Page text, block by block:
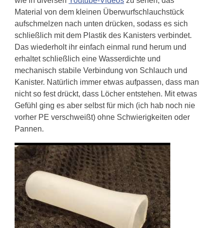
Material von dem kleinen Überwurfschlauchstück
aufschmelzen nach unten drücken, sodass es sich
schließlich mit dem Plastik des Kanisters verbindet.
Das wiederholt ihr einfach einmal rund herum und
erhaltet schließlich eine Wasserdichte und
mechanisch stabile Verbindung von Schlauch und
Kanister. Natürlich immer etwas aufpassen, dass man
nicht so fest drückt, dass Löcher entstehen. Mit etwas
Gefühl ging es aber selbst für mich (ich hab noch nie
vorher PE verschweißt) ohne Schwierigkeiten oder
Pannen.